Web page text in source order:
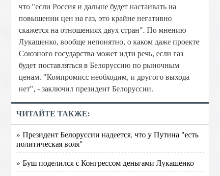
что "если Россия и дальше будет настаивать на
повышении цен на газ, это крайне негативно
скажется на отношениях двух стран". По мнению
Лукашенко, вообще непонятно, о каком даже проекте
Союзного государства может идти речь, если газ
будет поставляться в Белоруссию по рыночным
ценам. "Компромисс необходим, и другого выхода
нет", - заключил президент Белоруссии.
ЧИТАЙТЕ ТАКЖЕ:
» Президент Белоруссии надеется, что у Путина "есть
политическая воля"
» Буш поделился с Конгрессом деньгами Лукашенко